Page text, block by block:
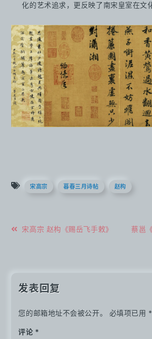
化的艺术追求，更反映了南宋皇室在文
宋高宗 暮春三月诗帖 赵构
文
航
宋高宗 赵构《赐岳飞手敕》 蔡邕
发表回复
您的邮箱地址不会被公开。 必填项已用 *
评论 *